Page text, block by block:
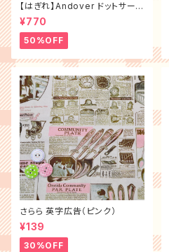
【はぎれ】Andover ドットサーク
ル（グリーン）（布幅×100㎝）
¥770
50%OFF
さらら 英字広告（ピンク）
¥139
30%OFF